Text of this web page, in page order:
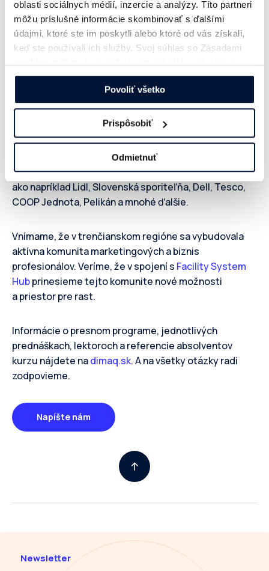
oblasti sociálnych médií, inzercie a analýzy. Títo partneri
môžu príslušné informácie skombinovať s ďalšími
údajmi, ktoré ste im poskytli alebo ktoré od vás získali,
keď ste používali ich služby. Svoj súhlas so Zásadami
našej webovej stránke.
Povoliť všetko
Prispôsobiť
Odmietnuť
septembra a1. a 2. októbra v Trenčíne.
Nezmeškajte túto jedinečnú príležitosť a
prihláste sa už dnes!
Prečo DIMAQ v Trenčíne?
IAB Slovakia prostredníctvom DIMAQ už viac ako 6
rokov aktívne prispieva k rozvoju a štandardizácii
slovenského online trhu. Za ten čas u nás nadobudlo
nové vedomosti množstvo marketérov z radov
mediálnych, digitálnych agentúr ako aj zadávateľov
ako napríklad Lidl, Slovenská sporiteľňa, Dell, Tesco,
COOP Jednota, Pelikán a mnohé ďalšie.
Vnímame, že v trenčianskom regióne sa vybudovala
aktívna komunita marketingových a biznis
profesionálov. Veríme, že v spojení s Facility System
Hubprinesieme tejto komunite nové možnosti
a priestor pre rast.
Informácie o presnom programe, jednotlivých
prednáškach, lektoroch a referencie absolventov
kurzu nájdete nadimaq.sk. A na všetky otázky radi
zodpovieme.
Napíšte nám
Newsletter